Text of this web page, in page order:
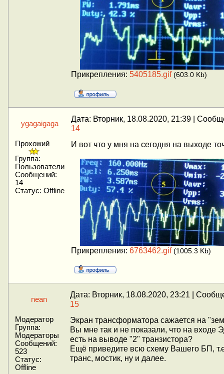
Прикрепления: 5405185.gif (603.0 Kb)
ygagaigaga
Дата: Вторник, 18.08.2020, 21:39 |
14
Прохожий
Группа:
Пользователи
Сообщений:
14
Статус: Offline
И вот что у мня на сегодня на выходе
Прикрепления: 6763462.gif (1005.3 Kb)
nean
Дата: Вторник, 18.08.2020, 23:21 |
15
Модератор
Группа:
Модераторы
Сообщений:
523
Статус:
Offline
Экран трансформатора сажается на
Вы мне так и не показали, что на входе
есть на выводе "2" транзистора?
Ещё приведите всю схему Вашего БП,
транс, мостик, ну и далее.